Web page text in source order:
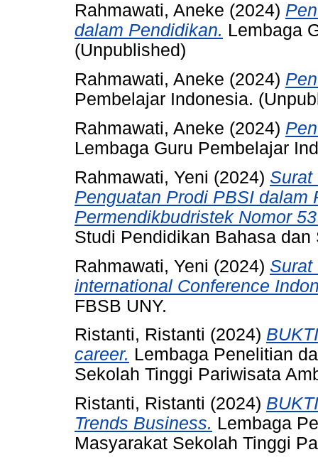
Rahmawati, Aneke (2024)
dalam Pendidikan. Lembaga
(Unpublished)
Rahmawati, Aneke (2024)
Pembelajar Indonesia.
Rahmawati, Aneke (2024)
Lembaga Guru Pembelajar
Rahmawati, Yeni (2024) Surat
Penguatan Prodi PBSI dalam
Permendikbudristek Nomor
Studi Pendidikan Bahasa
Rahmawati, Yeni (2024) Surat
international Conference
FBSB UNY.
Ristanti, Ristanti (2024)
career. Lembaga Penelitian
Sekolah Tinggi Pariwisata
Ristanti, Ristanti (2024)
Trends Business. Lembaga
Masyarakat Sekolah Tinggi